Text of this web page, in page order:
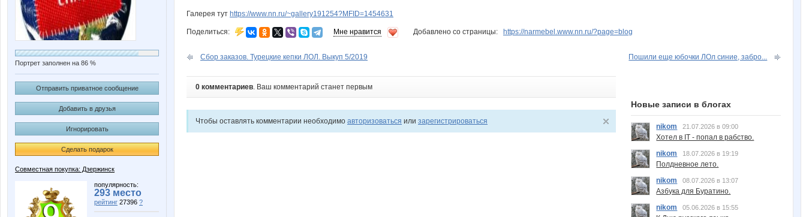
Портрет заполнен на 86 %
Отправить приватное сообщение
Добавить в друзья
Игнорировать
Сделать подарок
Совместная покупка: Дзержинск
популярность:
293 место
рейтинг 27396 ?
Галерея тут https://www.nn.ru/~gallery191254?MFID=1454631
Поделиться: Мне нравится Добавлено со страницы: https://narmebel.www.nn.ru/?page=blog
Сбор заказов. Турецкие кепки ЛОЛ. Выкуп 5/2019 Пошили еще юбочки ЛОл синие, забро...
0 комментариев. Ваш комментарий станет первым
Чтобы оставлять комментарии необходимо авторизоваться или зарегистрироваться
Новые записи в блогах
nikom 21.07.2026 в 09:00
Хотел в IT - попал в рабство.
nikom
18.07.2026 в 19:19
Полдневное лето.
nikom
08.07.2026 в 13:07
Азбука для Буратино.
nikom
05.06.2026 в 15:55